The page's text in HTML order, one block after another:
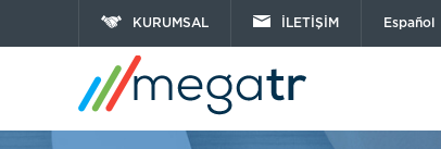
KURUMSAL İLETİŞİM Español